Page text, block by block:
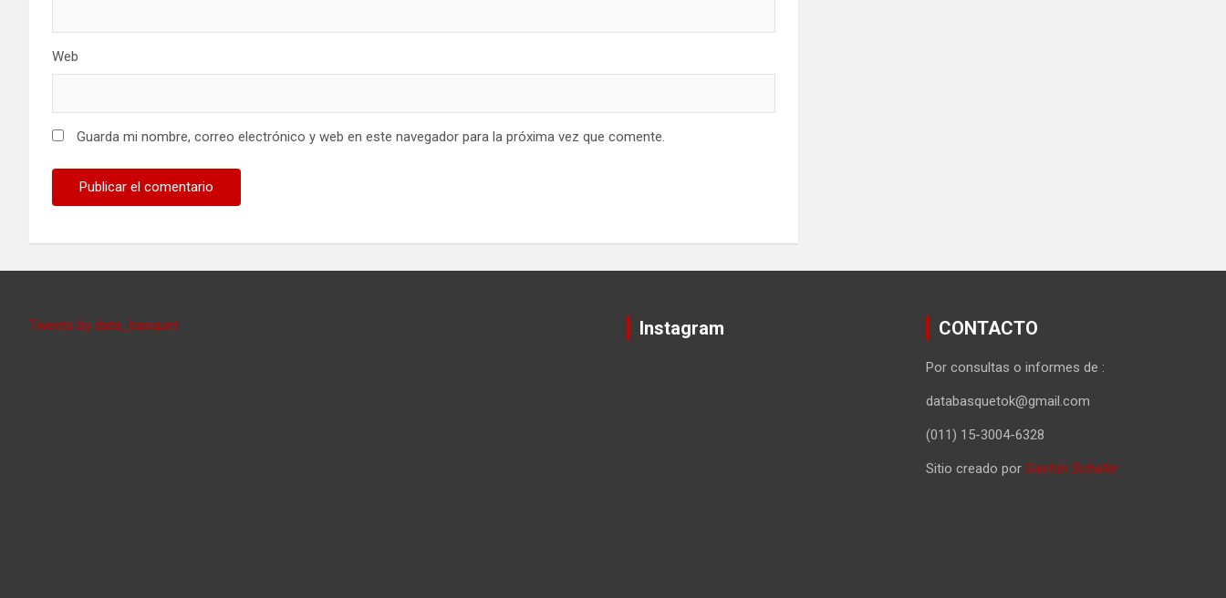
Web
Guarda mi nombre, correo electrónico y web en este navegador para la próxima vez que comente.
Tweets by data_basquet Instagram CONTACTO
Por consultas o informes de :
databasquetok@gmail.com
(011) 15-3004-6328
Sitio creado por Gastón Schafer